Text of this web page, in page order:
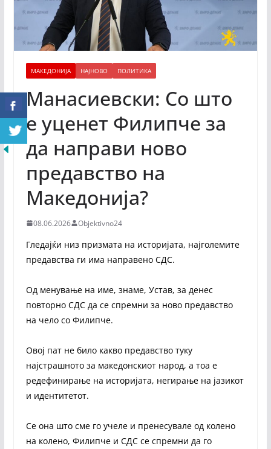
МАКЕДОНИЈА НАЈНОВО ПОЛИТИКА
Манасиевски: Со што
е уценет Филипче за
да направи ново
предавство на
Македонија?
08.06.2026 Objektivno24
Гледајќи низ призмата на историјата, најголемите
предавства ги има направено СДС.
Од менување на име, знаме, Устав, за денес
повторно СДС да се спремни за ново предавство
на чело со Филипче.
Овој пат не било какво предавство туку
најстрашното за македонскиот народ, а тоа е
редефинирање на историјата, негирање на јазикот
и идентитетот.
Се она што сме го учеле и пренесувале од колено
на колено, Филипче и СДС се спремни да го